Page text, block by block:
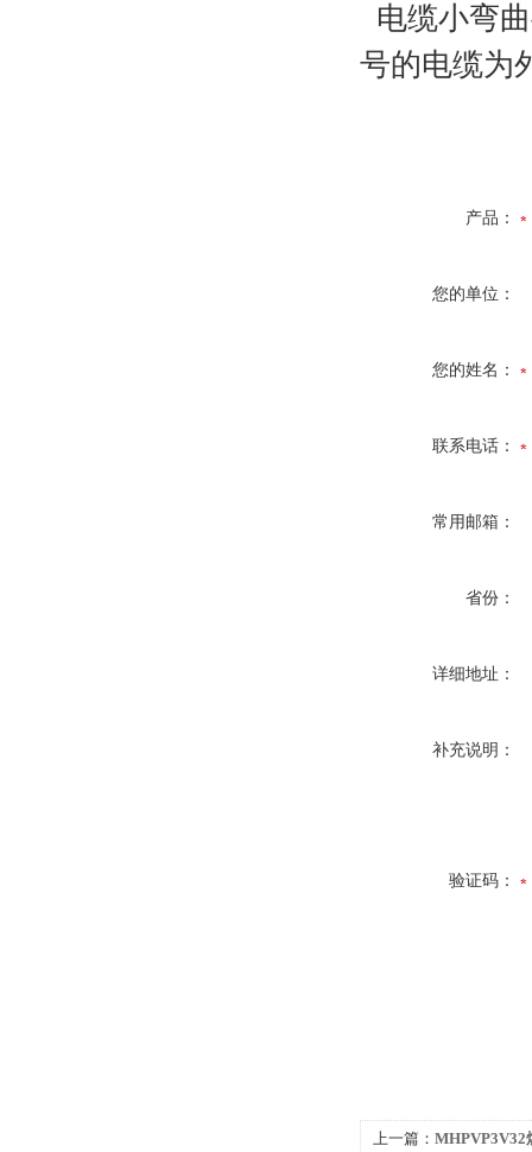
电缆小弯
号的电缆为
产品：
您的单位：
您的姓名：
联系电话：
常用邮箱：
省份：
详细地址：
补充说明：
验证码：
上一篇： MHPVP3V32